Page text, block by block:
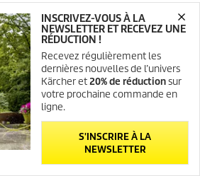
INSCRIVEZ-VOUS À LA
NEWSLETTER ET RECEVEZ UNE
RÉDUCTION !
Recevez régulièrement les
dernières nouvelles de l’univers
Kärcher et20% de réductionsur
votre prochaine commande en
ligne.
S'INSCRIRE À LA
NEWSLETTER